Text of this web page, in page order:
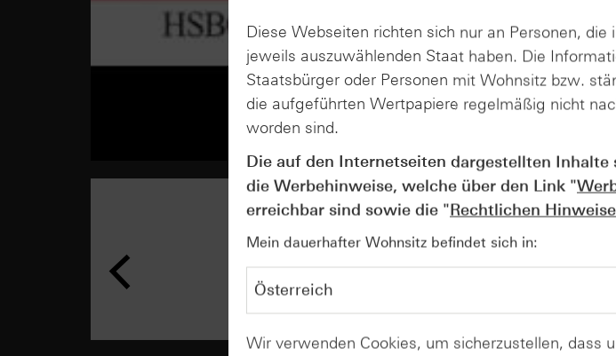
AUGUST
Der Blick
Diese Webseiten richten sich nur an Personen,
jeweils auszuwählenden Staat haben. Die
Staatsbürger oder Personen mit Wohnsitz bzw.
die aufgeführten Wertpapiere regelmäßig nicht
worden sind.
Die auf den Internetseiten dargestellten
die Werbehinweise, welche über den Link "
erreichbar sind sowie die "Rechtlichen Hinweise
Mein dauerhafter Wohnsitz befindet sich in:
Wir verwenden Cookies, um sicherzustellen, dass